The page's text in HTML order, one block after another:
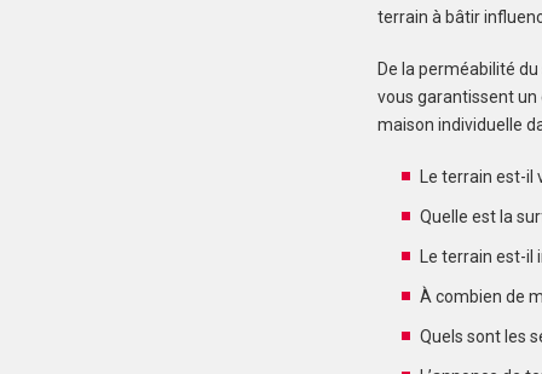
terrain à bâtir
De la perméabilité
vous garantissent
maison individuelle
Le terrain est-il
Quelle est la
Le terrain est-
À combien de
Quels sont les